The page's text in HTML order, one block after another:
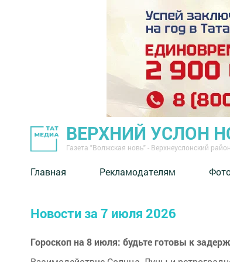
ВЕРХНИЙ УСЛОН
Газета "Волжская новь" - Верхнеуслонский район
Главная Рекламодателям
Новости за 7 июля 2026
Гороскоп на 8 июля: будьте готовы к